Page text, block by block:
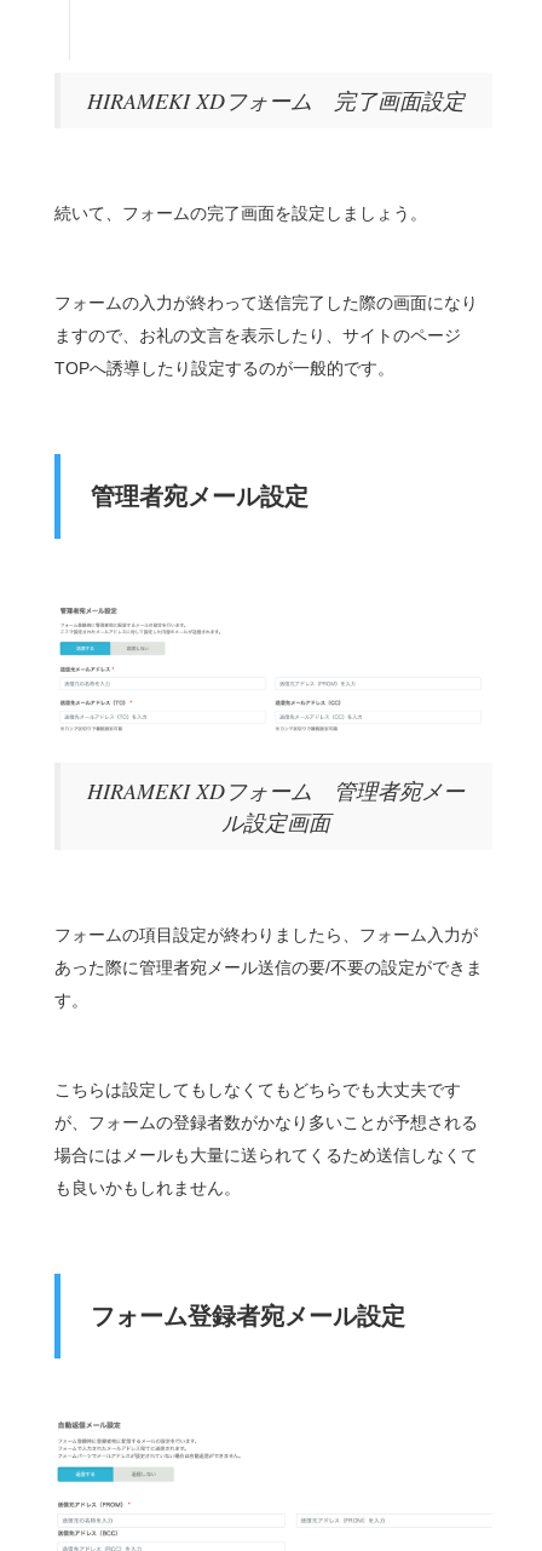
HIRAMEKI XDフォーム 完了画面設定
続いて、フォームの完了画面を設定しましょう。
フォームの入力が終わって送信完了した際の画面になり
ますので、お礼の文言を表示したり、サイトのページ
TOPへ誘導したり設定するのが一般的です。
管理者宛メール設定
HIRAMEKI XDフォーム 管理者宛メー
ル設定画面
フォームの項目設定が終わりましたら、フォーム入力が
あった際に管理者宛メール送信の要/不要の設定ができま
す。
こちらは設定してもしなくてもどちらでも大丈夫です
が、フォームの登録者数がかなり多いことが予想される
場合にはメールも大量に送られてくるため送信しなくて
も良いかもしれません。
フォーム登録者宛メール設定